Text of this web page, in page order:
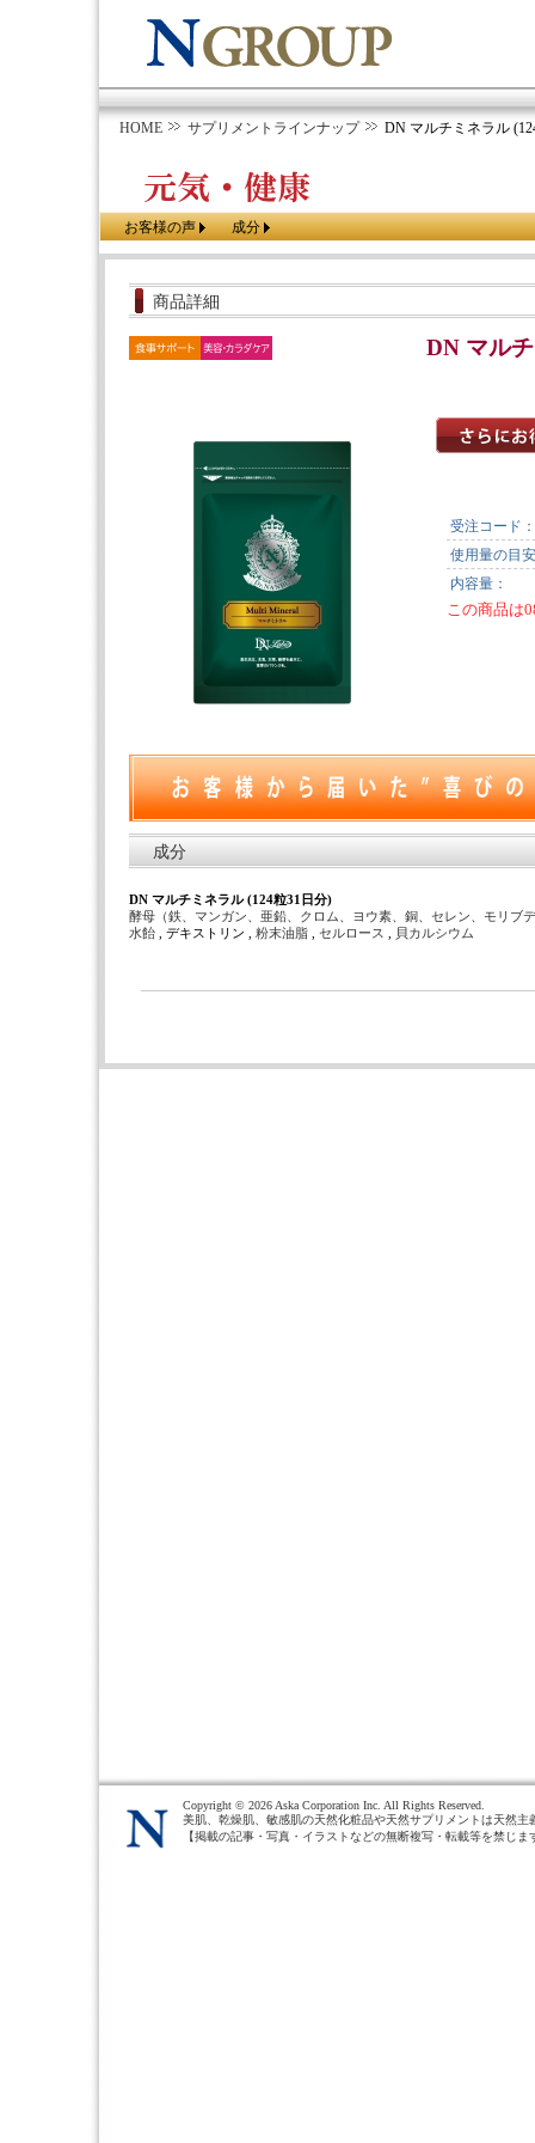
HOME サプリメントラインナップ DN マルチミネラル
お客様の声 成分
商品詳細
DN マル
受注コード：
使用量の目
内容量：
この商品は
成分
DN マルチミネラル (124粒31日分)
酵母（鉄、マンガン、亜鉛、クロム、ヨウ素、銅、セレン、モリブ
水飴
, デキストリン , 粉末油脂 セルロース 貝カルシウム
Copyright © 2026 Aska Corporation Inc. All Rights Reserved.
美肌、乾燥肌、敏感肌の天然化粧品や天然サプリメントは天然主
【掲載の記事・写真・イラストなどの無断複写・転載等を禁じま